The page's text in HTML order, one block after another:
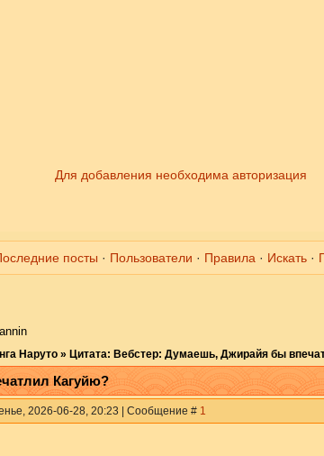
Для добавления необходима авторизация
посты · Пользователи · Правила · Искать·
Наруто » Цитата: Вебстер: Думаешь, Джирайя бы
Кагуйю?
2026-06-28, 20:23 | Сообщение # 1